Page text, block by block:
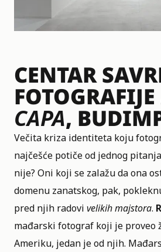
CENTAR
FOTOGRAFIJE
CAPA,
Večita kriza identiteta koju
najčešće potiče od jednog
nije? Oni koji se zalažu da ona
domenu zanatskog, pak,
pred njih radovi velikih majstora.
mađarski fotograf koji je proveo
Ameriku, jedan je od njih.